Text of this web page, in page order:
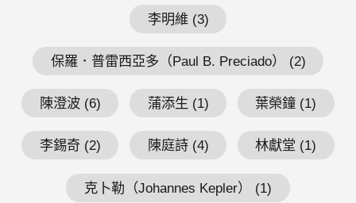
李明維 (3)
保羅．普雷西亞多（Paul B. Preciado） (2)
陳澄波 (6) 蒲添生 (1) 葉榮鐘 (1)
李錫奇 (2) 陳庭詩 (4) 林獻堂 (1)
克卜勒（Johannes Kepler） (1)